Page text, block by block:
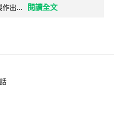
作出...
閱讀全文